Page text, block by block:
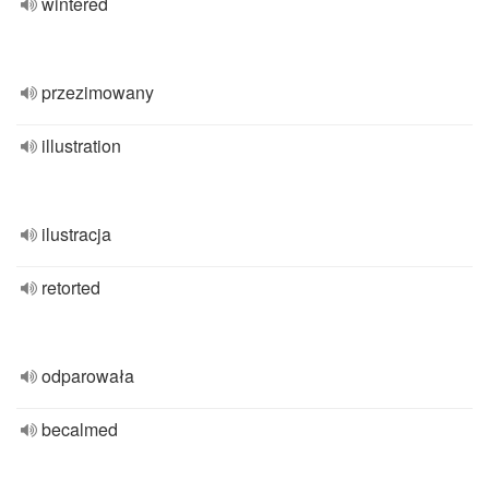
przezimowany
illustration
ilustracja
retorted
odparowała
becalmed